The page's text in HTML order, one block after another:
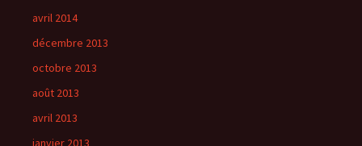
avril 2014
décembre 2013
octobre 2013
août 2013
avril 2013
janvier 2013